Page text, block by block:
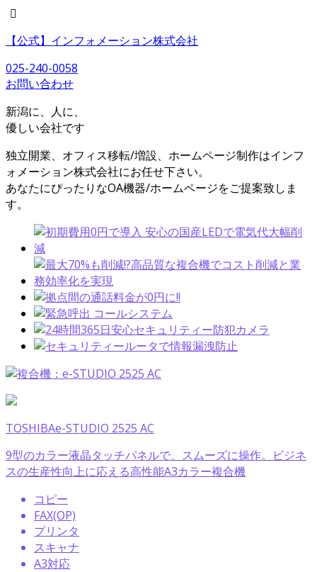
【公式】インフォメーション株式会社
025-240-0058
お問い合わせ
新潟に、人に、
優しい会社です
独立開業、オフィス移転/増設、ホームページ制作はインフ
ォメーション株式会社にお任せ下さい。
あなたにぴったりなOA機器/ホームページをご提案致しま
す。
TOSHIBAe-STUDIO 2525 AC
9型のカラー液晶タッチパネルで、スムーズに操作。ビジネ
スの生産性向上に応える高性能A3カラー複合機
コピー
FAX(OP)
プリンタ
スキャナ
A3対応